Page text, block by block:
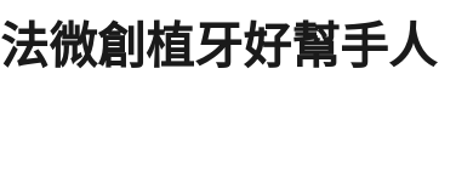
微創植牙好幫手人